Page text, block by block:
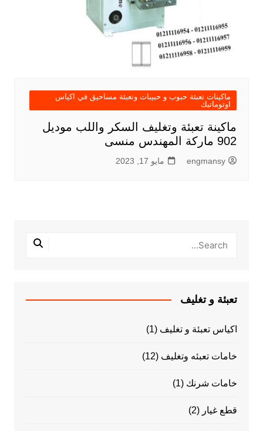
ماكينات تعبئة حبوب و حبيبات وتعبئة مساحيق في اكياس
اوتوماتيك
ماكينة تعبئة وتغليف السكر واللب موديل
902 ماركة المهندس منسى
engmansy مايو 17, 2023
تعبئة و تغليف
اكياس تعبئة و تغليف (1)
خامات تعبئه وتغليف (12)
خامات شرنك (1)
قطع غيار (2)